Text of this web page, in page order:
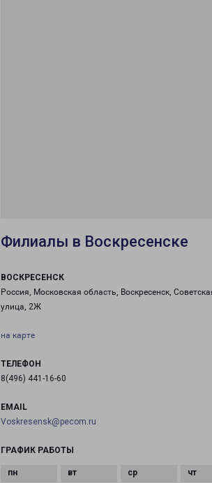
Филиалы в Воскресенске
ВОСКРЕСЕНСК
Россия, Московская область, Воскресенск,
улица, 2Ж
на карте
ТЕЛЕФОН
8(496) 441-16-60
EMAIL
Voskresensk@pecom.ru
ГРАФИК РАБОТЫ